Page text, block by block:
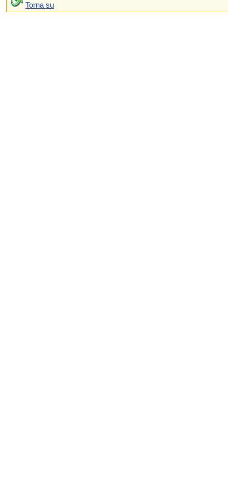
Torna su